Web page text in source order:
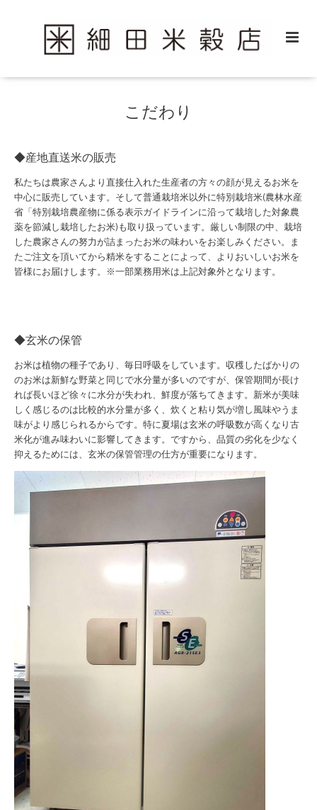
こだわり
◆産地直送米の販売
私たちは農家さんより直接仕入れた生産者の方々の顔が見えるお米を
中心に販売しています。そして普通栽培米以外に特別栽培米(農林水産
省「特別栽培農産物に係る表示ガイドラインに沿って栽培した対象農
薬を節減し栽培したお米) も取り扱っています。厳しい制限の中、栽培
した農家さんの努力が詰まったお米の味わいをお楽しみください。ま
たご注文を頂いてから精米をすることによって、よりおいしいお米を
皆様にお届けします。
※一部業務用米は上記対象外となります。
◆玄米の保管
お米は植物の種子であり、毎日呼吸をしています。収穫したばかりの
のお米は新鮮な野菜と同じで水分量が多いのですが、保管期間が長け
れば長いほど徐々に水分が失われ、鮮度が落ちてきます。新米が美味
しく感じるのは比較的水分量が多く、炊くと粘り気が増し風味やうま
味がより感じられるからです。特に夏場は玄米の呼吸数が高くなり古
米化が進み味わいに影響してきます。ですから、品質の劣化を少なく
抑えるためには、玄米の保管管理の仕方が重要になります。